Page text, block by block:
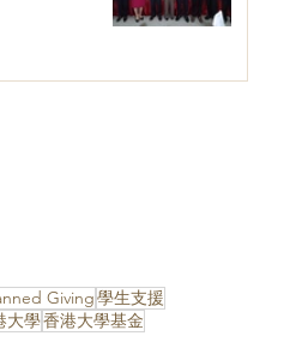
Giving學生支援
大學香港大學基金